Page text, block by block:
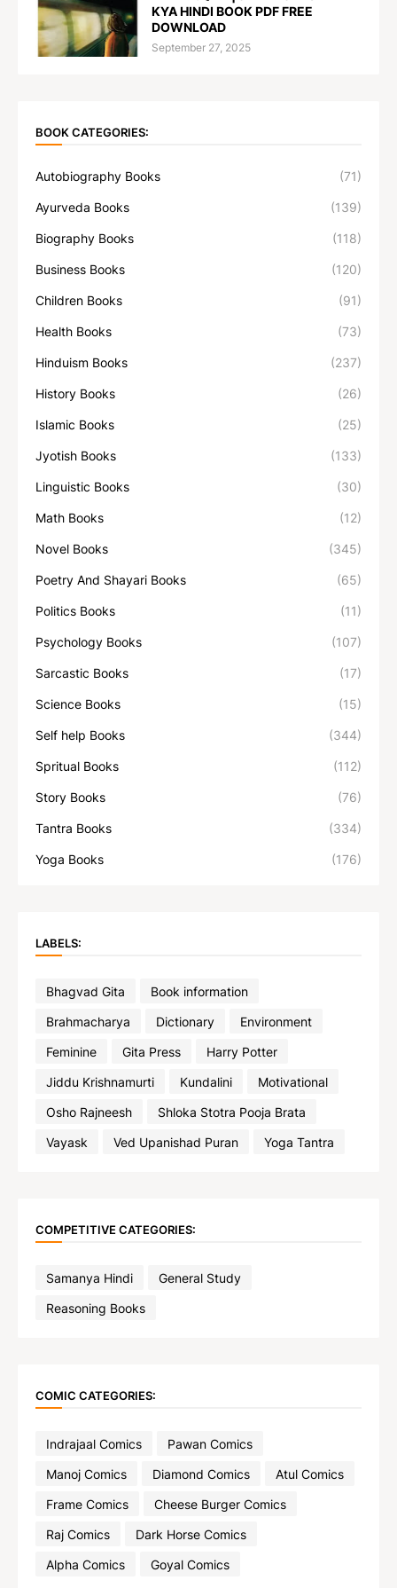
KYA HINDI BOOK PDF FREE
DOWNLOAD
September 27, 2025
BOOK CATEGORIES:
Autobiography Books (71)
Ayurveda Books (139)
Biography Books (118)
Business Books (120)
Children Books (91)
Health Books (73)
Hinduism Books (237)
History Books (26)
Islamic Books (25)
Jyotish Books (133)
Linguistic Books (30)
Math Books (12)
Novel Books (345)
Poetry And Shayari Books (65)
Politics Books (11)
Psychology Books (107)
Sarcastic Books (17)
Science Books (15)
Self help Books (344)
Spritual Books (112)
Story Books (76)
Tantra Books (334)
Yoga Books (176)
LABELS:
Bhagvad Gita
Book information
Brahmacharya
Dictionary
Environment
Feminine
Gita Press
Harry Potter
Jiddu Krishnamurti
Kundalini
Motivational
Osho Rajneesh
Shloka Stotra Pooja Brata
Vayask
Ved Upanishad Puran Yoga Tantra
COMPETITIVE CATEGORIES:
Samanya Hindi
General Study
Reasoning Books
COMIC CATEGORIES:
Indrajaal Comics
Pawan Comics
Manoj Comics
Diamond Comics
Atul Comics
Frame Comics
Cheese Burger Comics
Raj Comics
Dark Horse Comics
Alpha Comics
Goyal Comics